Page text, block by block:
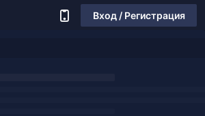
Вход / Регистрация